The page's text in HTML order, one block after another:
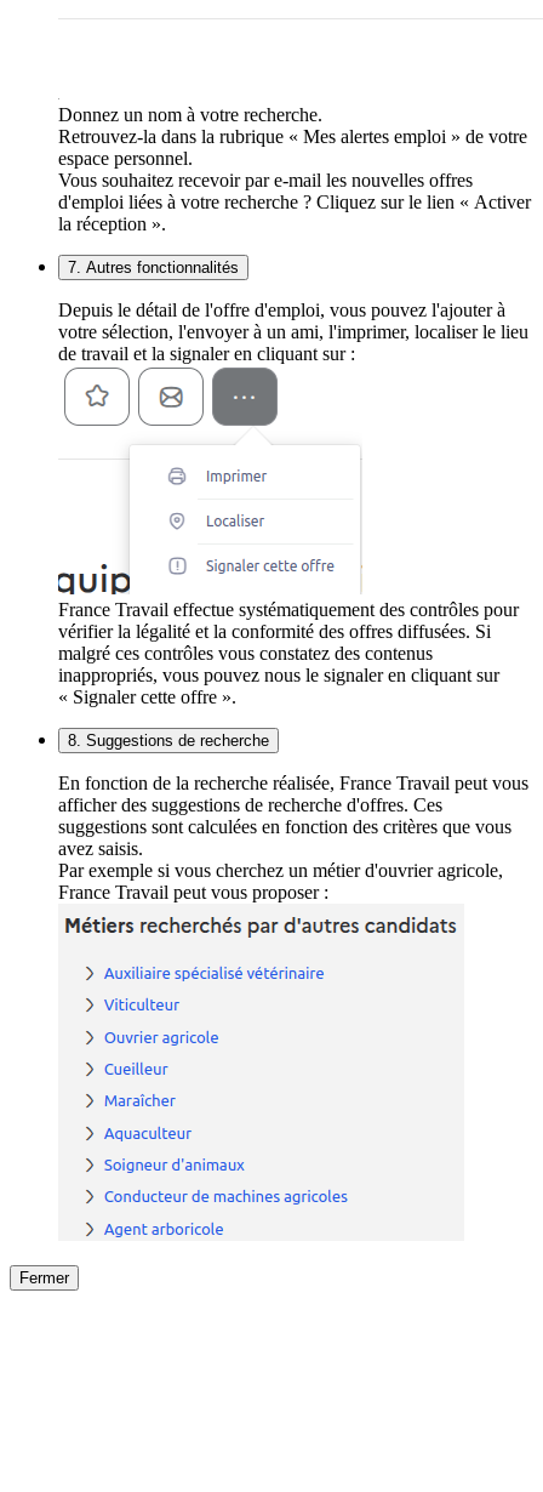
Donnez un nom à votre recherche.
Retrouvez-la dans la rubrique « Mes alertes emploi » de votre
espace personnel.
Vous souhaitez recevoir par e-mail les nouvelles offres
d'emploi liées à votre recherche ? Cliquez sur le lien « Activer
la réception ».
7. Autres fonctionnalités
Depuis le détail de l'offre d'emploi, vous pouvez l'ajouter à
votre sélection, l'envoyer à un ami, l'imprimer, localiser le lieu
de travail et la signaler en cliquant sur :
France Travail effectue systématiquement des contrôles pour
vérifier la légalité et la conformité des offres diffusées. Si
malgré ces contrôles vous constatez des contenus
inappropriés, vous pouvez nous le signaler en cliquant sur
« Signaler cette offre ».
8. Suggestions de recherche
En fonction de la recherche réalisée, France Travail peut vous
afficher des suggestions de recherche d'offres. Ces
suggestions sont calculées en fonction des critères que vous
avez saisis.
Par exemple si vous cherchez un métier d'ouvrier agricole,
France Travail peut vous proposer :
Fermer